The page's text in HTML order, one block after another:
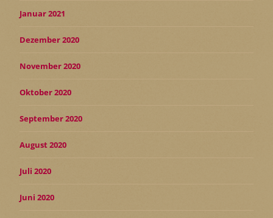
Januar 2021
Dezember 2020
November 2020
Oktober 2020
September 2020
August 2020
Juli 2020
Juni 2020